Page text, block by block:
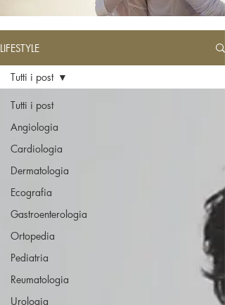
LIFESTYLE
Tutti i post
Angiologia
Cardiologia
Dermatologia
Ecografia
Gastroenterologia
Ortopedia
Pediatria
Reumatologia
Urologia
Tutti i post